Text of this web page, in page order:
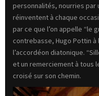
personnalités, nourries
réinventent à chaque
par ce que l’on appelle “le
contrebasse, Hugo Pottin
l’accordéon diatonique.
et un remerciement à tous
croisé sur son chemin.